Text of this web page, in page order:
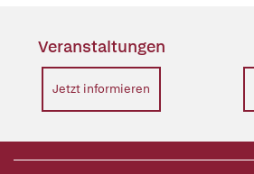
Veranstaltungen
Jetzt informieren